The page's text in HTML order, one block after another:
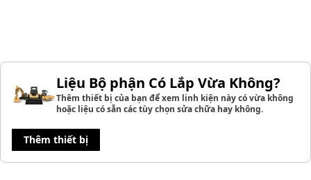
Liệu Bộ phận Có Lắp Vừa Không?
Thêm thiết bị của bạn để xem linh kiện này có vừa không
hoặc liệu có sẵn các tùy chọn sửa chữa hay không.
Thêm thiết bị